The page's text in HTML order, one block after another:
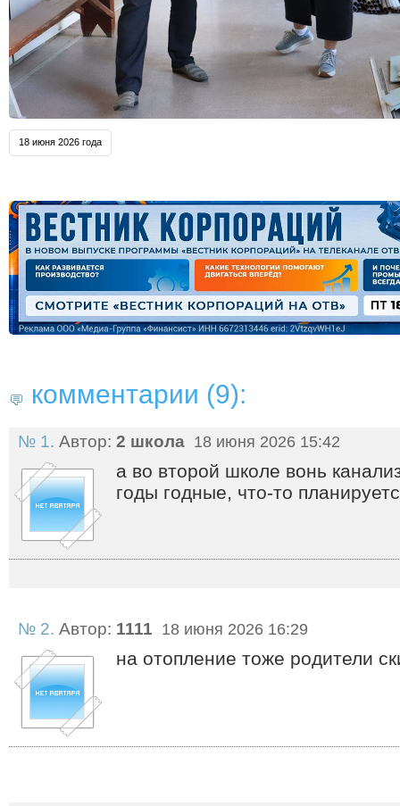
18 июня 2026 года
комментарии (9):
№ 1. Автор: 2 школа 18 июня 2026 15:42
а во второй школе вонь
годы годные, что-то
№ 2. Автор: 1111 18 июня 2026 16:29
на отопление тоже родители